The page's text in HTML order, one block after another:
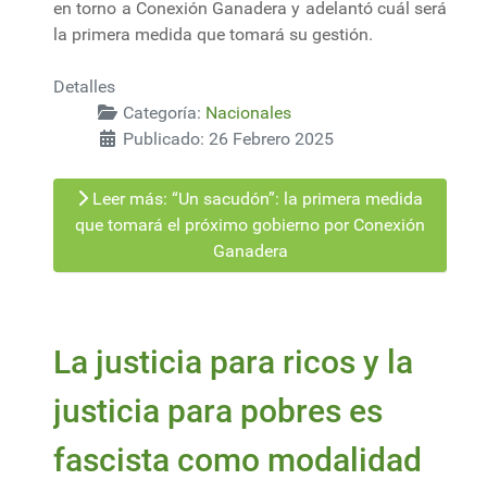
en torno a Conexión Ganadera y adelantó cuál será
la primera medida que tomará su gestión.
Detalles
Categoría: Nacionales
Publicado: 26 Febrero 2025
Leer más: “Un sacudón”: la primera medida
que tomará el próximo gobierno por Conexión
Ganadera
La justicia para ricos y la
justicia para pobres es
fascista como modalidad